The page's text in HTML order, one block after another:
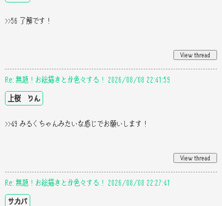
>>56 了解です！
Re: 無題！お絵描きとか色々する！ 2026/08/08 22:41:59
上桜 りん
>>49 みるくちゃんみたいな感じでお願いします！
Re: 無題！お絵描きとか色々する！ 2026/08/08 22:27:41
サカバ